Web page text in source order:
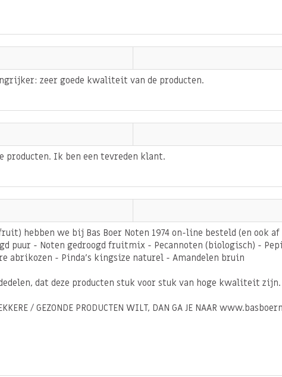
o.a. pecannoten is:
bevatten.
zeer goede kwaliteit van de producten.
Ik ben een tevreden klant.
hebben we bij Bas Boer Noten 1974 on-line besteld (en ook
puur - Noten gedroogd fruitmix - Pecannoten (biologisch) -
abrikozen - Pinda's kingsize naturel - Amandelen bruin
dat deze producten stuk voor stuk van hoge kwaliteit
/ GEZONDE PRODUCTEN WILT, DAN GA JE NAAR